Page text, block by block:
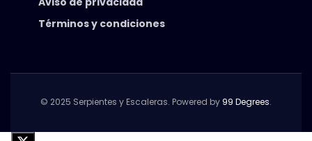
Términos y condiciones
© 2025 Serpientes y Escaleras. Powered by 99 Degrees.